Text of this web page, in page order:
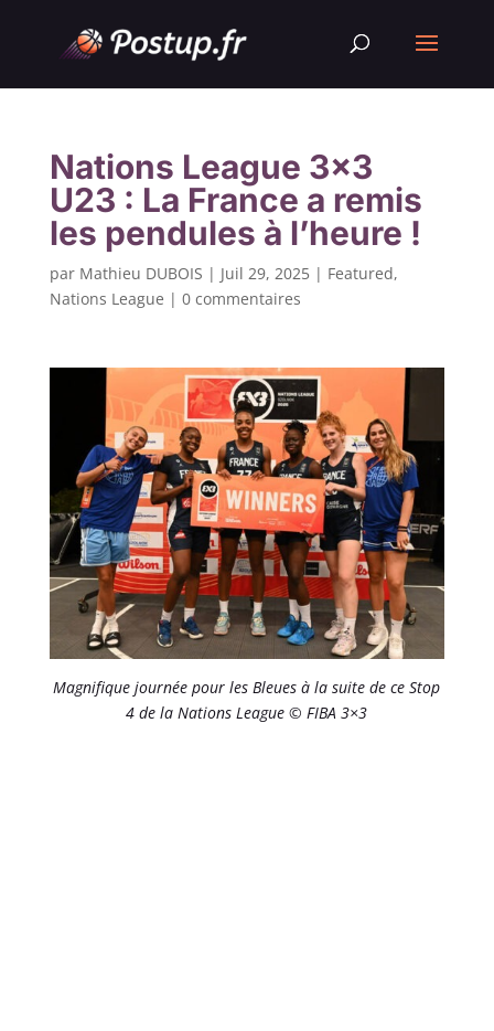
Nations League 3×3
U23 : La France a remis
les pendules à l’heure !
par Mathieu DUBOIS | Juil 29, 2025| Featured,
Nations League | 0 commentaires
Magnifique journée pour les Bleues à la suite de ce Stop
4 de la Nations League © FIBA 3×3